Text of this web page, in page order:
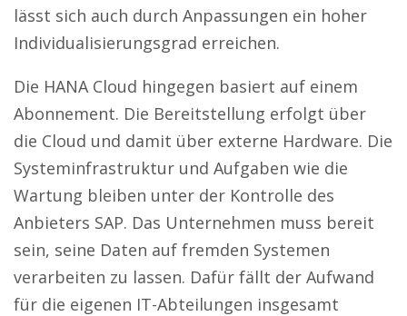
lässt sich auch durch Anpassungen ein hoher
Individualisierungsgrad erreichen.
Die HANA Cloud hingegen basiert auf einem
Abonnement. Die Bereitstellung erfolgt über
die Cloud und damit über externe Hardware. Die
Systeminfrastruktur und Aufgaben wie die
Wartung bleiben unter der Kontrolle des
Anbieters SAP. Das Unternehmen muss bereit
sein, seine Daten auf fremden Systemen
verarbeiten zu lassen. Dafür fällt der Aufwand
für die eigenen IT-Abteilungen insgesamt